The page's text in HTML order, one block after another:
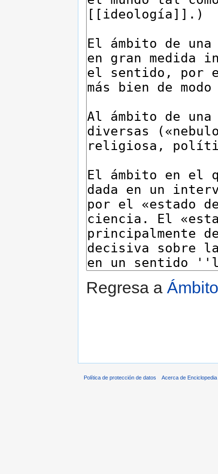
Regresa a Ámbito
Política de protección de datos Acerca de